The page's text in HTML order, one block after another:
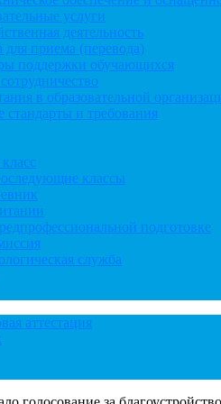
услуги
деятельность
для приема (перевода)
поддержки обучающихся
в образовательной
стандарты и требования
классы
подготовке
служба
аттестация